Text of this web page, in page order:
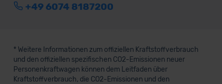
+49 6074 8187200
* Weitere Informationen zum offiziellen Kraftstoffverbrauch
und den offiziellen spezifischen CO2-Emissionen neuer
Personenkraftwagen können dem Leitfaden über
Kraftstoffverbrauch, die CO2-Emissionen und den